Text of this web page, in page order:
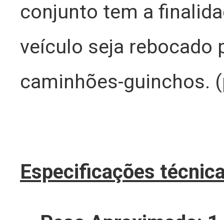
conjunto tem a
veículo seja rebocado
caminhões-guinchos.
Especificações